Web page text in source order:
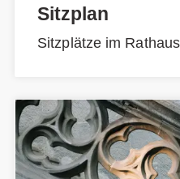
Sitzplan
Sitzplätze im Rathaus